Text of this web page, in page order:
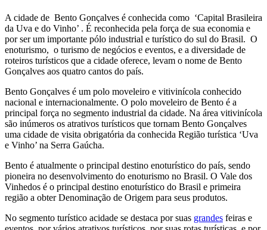
A cidade de Bento Gonçalves é conhecida como ‘Capital Brasileira
da Uva e do Vinho’ . É reconhecida pela força de sua economia e
por ser um importante pólo industrial e turístico do sul do Brasil. O
enoturismo, o turismo de negócios e eventos, e a diversidade de
roteiros turísticos que a cidade oferece, levam o nome de Bento
Gonçalves aos quatro cantos do país.
Bento Gonçalves é um polo moveleiro e vitivinícola conhecido
nacional e internacionalmente. O polo moveleiro de Bento é a
principal força no segmento industrial da cidade. Na área vitivinícola
são inúmeros os atrativos turísticos que tornam Bento Gonçalves
uma cidade de visita obrigatória da conhecida Região turística ‘Uva
e Vinho’ na Serra Gaúcha.
Bento é atualmente o principal destino enoturístico do país, sendo
pioneira no desenvolvimento do enoturismo no Brasil. O Vale dos
Vinhedos é o principal destino enoturístico do Brasil e primeira
região a obter Denominação de Origem para seus produtos.
No segmento turístico acidade se destaca por suas grandes feiras e